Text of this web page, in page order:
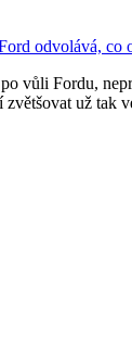
odvolává, co
vůli Fordu,
už tak